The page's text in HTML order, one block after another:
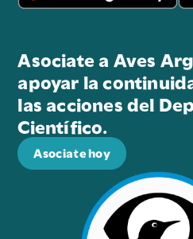
Asociate a Aves
apoyar la
las acciones del
Científico.
Asociate hoy